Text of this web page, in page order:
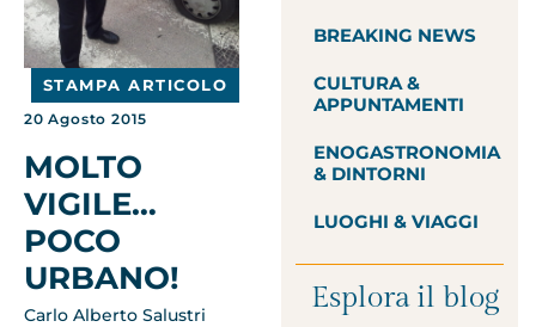
STAMPA ARTICOLO
20 Agosto 2015
MOLTO
VIGILE…
POCO
URBANO!
Carlo Alberto Salustri
BREAKING NEWS
CULTURA &
APPUNTAMENTI
ENOGASTRONOMIA
& DINTORNI
LUOGHI & VIAGGI
Esplora il blog